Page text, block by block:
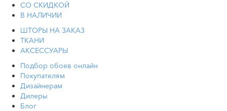
СО СКИДКОЙ
В НАЛИЧИИ
ШТОРЫ НА ЗАКАЗ
ТКАНИ
АКСЕССУАРЫ
Подбор обоев онлайн
Покупателям
Дизайнерам
Дилеры
Блог